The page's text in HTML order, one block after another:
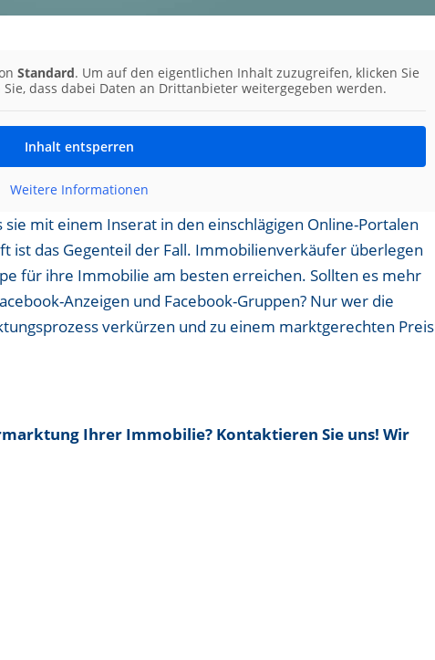
Standard. Um auf den eigentlichen Inhalt zuzugreifen, klicken Sie
dass dabei Daten an Drittanbieter weitergegeben werden.
Inhalt entsperren
Weitere Informationen
mit einem Inserat in den einschlägigen Online-Portalen
ist das Gegenteil der Fall. Immobilienverkäufer überlegen
für ihre Immobilie am besten erreichen. Sollten es mehr
Anzeigen und Facebook-Gruppen? Nur wer die
verkürzen und zu einem marktgerechten Preis
Ihrer Immobilie? Kontaktieren Sie uns! Wir